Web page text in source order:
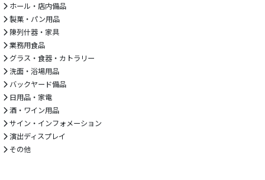
ホール・店内備品
製菓・パン用品
陳列什器・家具
業務用食品
グラス・食器・カトラリー
洗面・浴場用品
バックヤード備品
日用品・家電
酒・ワイン用品
サイン・インフォメーション
演出ディスプレイ
その他